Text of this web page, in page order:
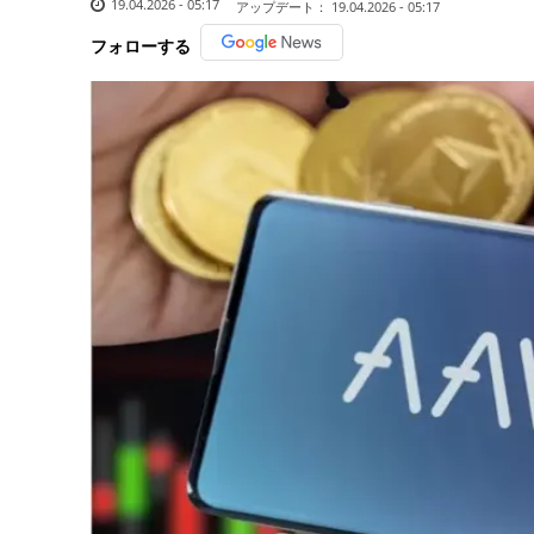
19.04.2026 - 05:17 アップデート： 19.04.2026 - 05:17
フォローする